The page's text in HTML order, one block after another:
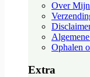
Over
Ophalen
Extra